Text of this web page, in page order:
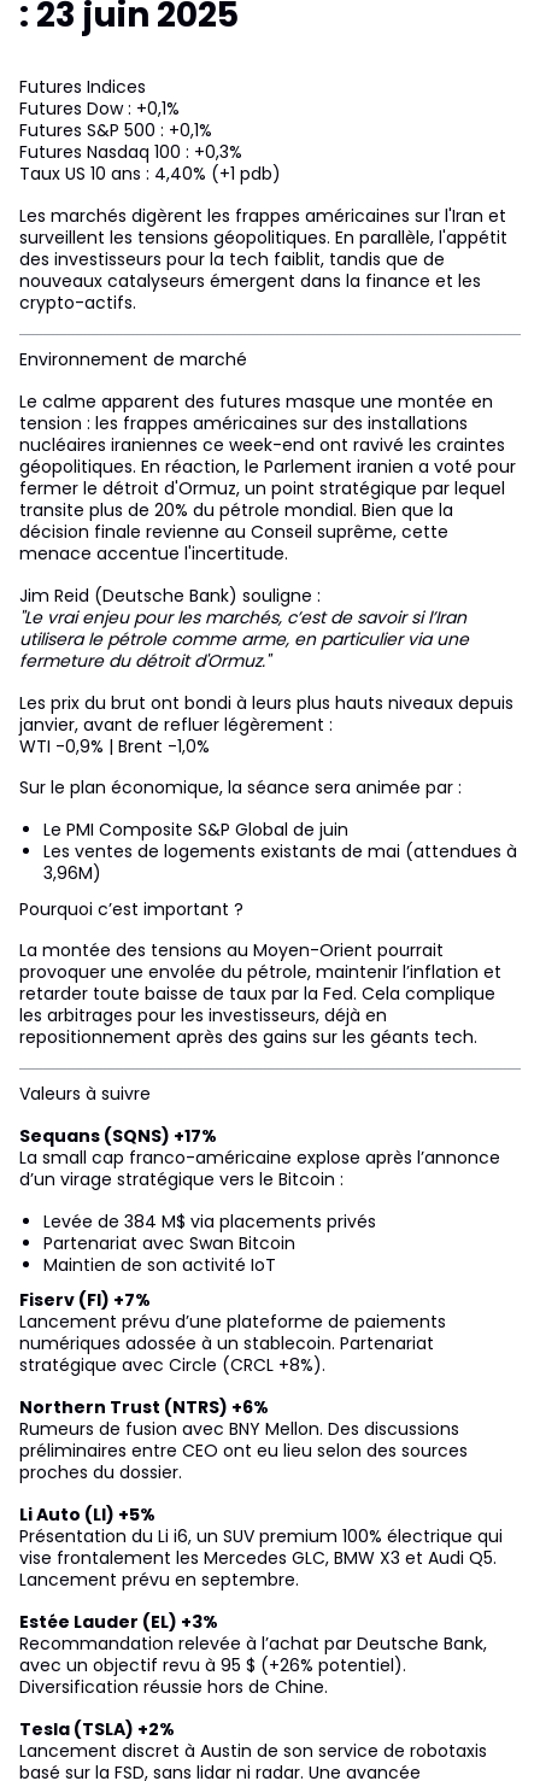
: 23 juin 2025
Futures Indices
Futures Dow : +0,1%
Futures S&P 500 : +0,1%
Futures Nasdaq 100 : +0,3%
Taux US 10 ans : 4,40% (+1 pdb)
Les marchés digèrent les frappes américaines sur l'Iran et
surveillent les tensions géopolitiques. En parallèle, l'appétit
des investisseurs pour la tech faiblit, tandis que de
nouveaux catalyseurs émergent dans la finance et les
crypto-actifs.
Environnement de marché
Le calme apparent des futures masque une montée en
tension : les frappes américaines sur des installations
nucléaires iraniennes ce week-end ont ravivé les craintes
géopolitiques. En réaction, le Parlement iranien a voté pour
fermer le détroit d'Ormuz, un point stratégique par lequel
transite plus de 20% du pétrole mondial. Bien que la
décision finale revienne au Conseil suprême, cette
menace accentue l'incertitude.
Jim Reid (Deutsche Bank) souligne :
"Le vrai enjeu pour les marchés, c’est de savoir si l’Iran
utilisera le pétrole comme arme, en particulier via une
fermeture du détroit d'Ormuz."
Les prix du brut ont bondi à leurs plus hauts niveaux depuis
janvier, avant de refluer légèrement :
WTI -0,9% | Brent -1,0%
Sur le plan économique, la séance sera animée par :
Le PMI Composite S&P Global de juin
Les ventes de logements existants de mai (attendues à
3,96M)
Pourquoi c’est important ?
La montée des tensions au Moyen-Orient pourrait
provoquer une envolée du pétrole, maintenir l’inflation et
retarder toute baisse de taux par la Fed. Cela complique
les arbitrages pour les investisseurs, déjà en
repositionnement après des gains sur les géants tech.
Valeurs à suivre
Sequans (SQNS) +17%
La small cap franco-américaine explose après l’annonce
d’un virage stratégique vers le Bitcoin :
Levée de 384 M$ via placements privés
Partenariat avec Swan Bitcoin
Maintien de son activité IoT
Fiserv (FI) +7%
Lancement prévu d’une plateforme de paiements
numériques adossée à un stablecoin. Partenariat
stratégique avec Circle (CRCL +8%).
Northern Trust (NTRS) +6%
Rumeurs de fusion avec BNY Mellon. Des discussions
préliminaires entre CEO ont eu lieu selon des sources
proches du dossier.
Li Auto (LI) +5%
Présentation du Li i6, un SUV premium 100% électrique qui
vise frontalement les Mercedes GLC, BMW X3 et Audi Q5.
Lancement prévu en septembre.
Estée Lauder (EL) +3%
Recommandation relevée à l’achat par Deutsche Bank,
avec un objectif revu à 95 $ (+26% potentiel).
Diversification réussie hors de Chine.
Tesla (TSLA) +2%
Lancement discret à Austin de son service de robotaxis
basé sur la FSD, sans lidar ni radar. Une avancée